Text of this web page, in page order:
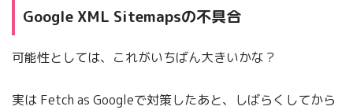
Google XML Sitemapsの不具合
可能性としては、これがいちばん大きいかな？
実は Fetch as Googleで対策したあと、しばらくしてから